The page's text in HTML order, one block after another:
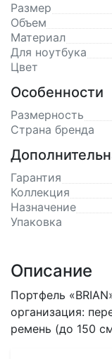
Размер
Объем
Материал
Для ноутбука
Цвет
Особенности
Размерность
Страна бренда
Гарантия
Коллекция
Назначение
Упаковка
Описание
Портфель
организация:
ремень (до 150